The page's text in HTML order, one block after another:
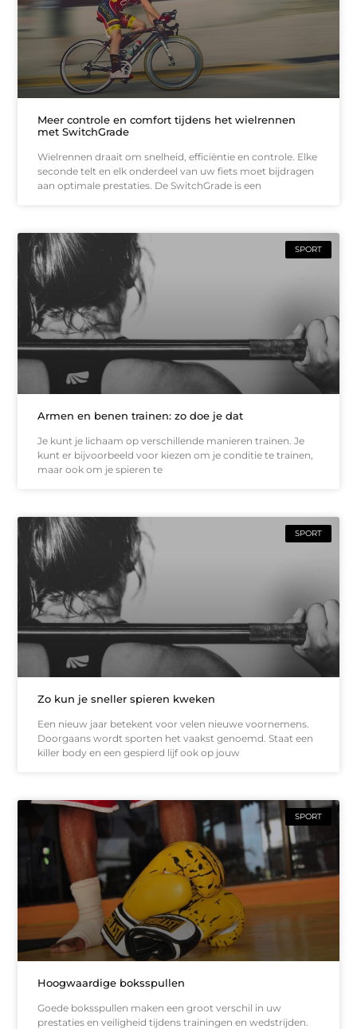
Meer controle en comfort tijdens het wielrennen
met SwitchGrade
Wielrennen draait om snelheid, efficiëntie en controle. Elke
seconde telt en elk onderdeel van uw fiets moet bijdragen
aan optimale prestaties. De SwitchGrade is een
SPORT
Armen en benen trainen: zo doe je dat
Je kunt je lichaam op verschillende manieren trainen. Je
kunt er bijvoorbeeld voor kiezen om je conditie te trainen,
maar ook om je spieren te
SPORT
Zo kun je sneller spieren kweken
Een nieuw jaar betekent voor velen nieuwe voornemens.
Doorgaans wordt sporten het vaakst genoemd. Staat een
killer body en een gespierd lijf ook op jouw
SPORT
Hoogwaardige boksspullen
Goede boksspullen maken een groot verschil in uw
prestaties en veiligheid tijdens trainingen en wedstrijden.